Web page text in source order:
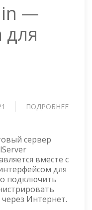
—
для
ПОДРОБНЕЕ
сервер
вместе с
для
подключить
Интернет.